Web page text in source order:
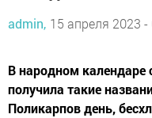
admin, 15 апреля 2023 -
В народном календаре
получила такие
Поликарпов день,